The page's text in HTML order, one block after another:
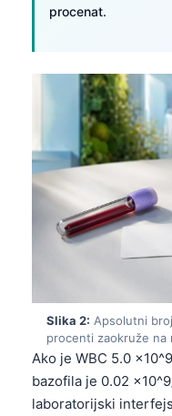
procenat.
Slika 2: Apsolutni
procenti zaokruže na
Ako je WBC 5.0
bazofila je 0.02
laboratorijski